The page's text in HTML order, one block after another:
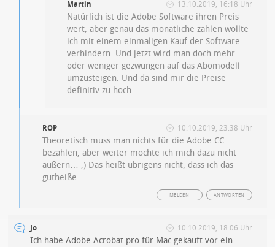
Martin 13.10.2019, 16:18 Uhr
Natürlich ist die Adobe Software ihren Preis
wert, aber genau das monatliche zahlen wollte
ich mit einem einmaligen Kauf der Software
verhindern. Und jetzt wird man doch mehr
oder weniger gezwungen auf das Abomodell
umzusteigen. Und da sind mir die Preise
definitiv zu hoch.
ROP 10.10.2019, 23:38 Uhr
Theoretisch muss man nichts für die Adobe CC
bezahlen, aber weiter möchte ich mich dazu nicht
äußern… ;) Das heißt übrigens nicht, dass ich das
gutheiße.
ANTWORTEN
MELDEN
Jo 10.10.2019, 18:06 Uhr
Ich habe Adobe Acrobat pro für Mac gekauft vor ein